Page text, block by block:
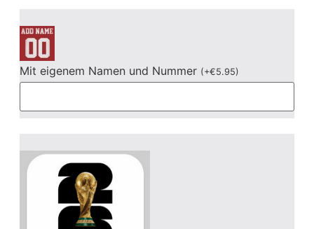
Mit eigenem Namen und Nummer (+€5.95)